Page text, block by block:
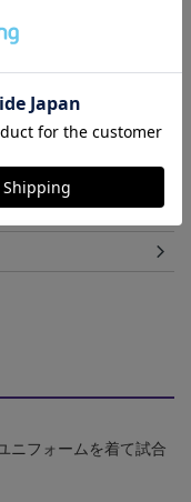
承ください。
インなどの仕様が予
ニフォームを着て試合